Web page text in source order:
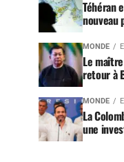
Téhéran
nouveau
MONDE
Le
retour à
MONDE
La
une